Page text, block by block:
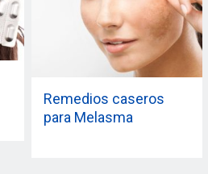
Remedios caseros
para Melasma